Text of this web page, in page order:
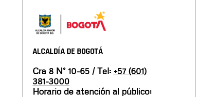
ALCALDÍA DE BOGOTÁ
Cra 8 N° 10-65 / Tel: +57 (601)
381-3000
Horario de atención al público: